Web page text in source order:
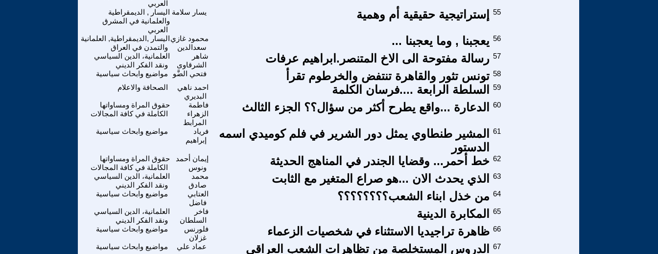
العربي
اليسار , الديمقراطية
والعلمانية في المشرق
العربي
يسار سلامة إستراتيجية حقيقية أم وهمية 55
اليسار ,الديمقراطية, العلمانية
والتمدن في العراق
محمود غازي
سعدالدين
يعجبنا , وما يعجبنا ... 56
العلمانية، الدين السياسي
ونقد الفكر الديني
شاهر
الشرقاوى
رسالة مفتوحة الى الاخ المتنصر.ابراهيم عرفات 57
مواضيع وابحاث سياسية فتحي الضَّو تونس تثور والقاهرة تنتفض والخرطوم تقرأ 58
الصحافة والاعلام
احمد ناهي
البديري
السلطة الرابعة ....فرسان الكلمة 59
حقوق المراة ومساواتها
الكاملة في كافة المجالات
فاطمة
الزهراء
المرابط
الدعارة ...واقع يطرح أكثر من سؤال؟؟ الجزء الثالث 60
مواضيع وابحاث سياسية
فرياد
إبراهيم
المشير طنطاوي يمثل دور الشرير في فلم كوميدي اسمه
الدستور
61
حقوق المراة ومساواتها
الكاملة في كافة المجالات
إيمان أحمد
ونوس
خط أحمر... وقضايا الجندر في المناهج الحديثة 62
العلمانية، الدين السياسي
ونقد الفكر الديني
محمد
صادق
الذي يحدث الان ...هو صراع المتغير مع الثابت 63
مواضيع وابحاث سياسية
العتابي
فاضل
من خذل ابناء الشعب؟؟؟؟؟؟؟؟ 64
العلمانية، الدين السياسي
ونقد الفكر الديني
فاخر
السلطان
المكابرة الدينية 65
مواضيع وابحاث سياسية
فلورنس
غزلان
ظاهرة تراجيديا الاستثناء في شخصيات الزعماء 66
مواضيع وابحاث سياسية عماد علي الدروس المستخلصة من تظاهرات الشعب العراقي 67